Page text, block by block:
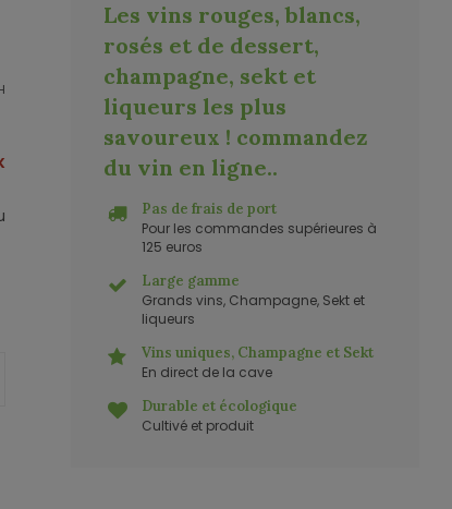
Les vins rouges, blancs,
rosés et de dessert,
champagne, sekt et
liqueurs les plus
savoureux ! commandez
du vin en ligne..
Pas de frais de port
Pour les commandes supérieures à
125 euros
Large gamme
Grands vins, Champagne, Sekt et
liqueurs
Vins uniques, Champagne et Sekt
En direct de la cave
Durable et écologique
Cultivé et produit